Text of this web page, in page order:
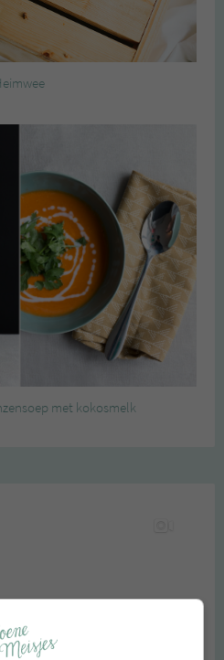
met kokosmelk